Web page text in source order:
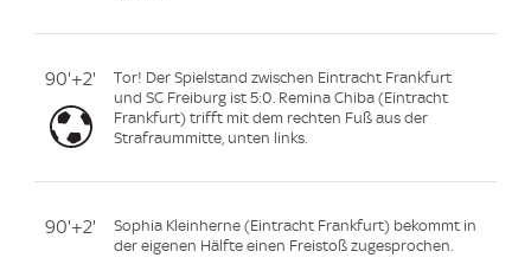
90'+2'
Tor! Der Spielstand zwischen Eintracht Frankfurt
und SC Freiburg ist 5:0. Remina Chiba (Eintracht
Frankfurt) trifft mit dem rechten Fuß aus der
Strafraummitte, unten links.
90'+2'
Sophia Kleinherne (Eintracht Frankfurt) bekommt in
der eigenen Hälfte einen Freistoß zugesprochen.